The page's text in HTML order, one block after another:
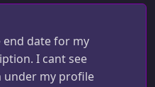
end date for my
I cant see
under my profile